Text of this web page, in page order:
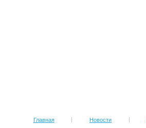
Главная Новости